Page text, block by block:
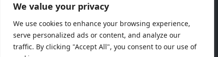
We value your privacy
We use cookies to enhance your browsing experience,
serve personalized ads or content, and analyze our
traffic. By clicking "Accept All", you consent to our use of
info@jbbatterychina.com
Chính sách bảo mật